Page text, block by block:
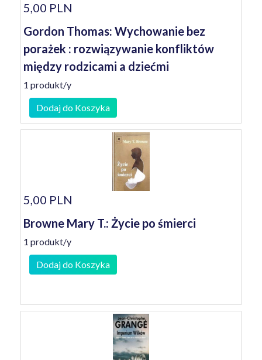
5,00 PLN
Gordon Thomas: Wychowanie bez
porażek : rozwiązywanie konfliktów
między rodzicami a dziećmi
1 produkt/y
Dodaj do Koszyka
5,00 PLN
Browne Mary T.: Życie po śmierci
1 produkt/y
Dodaj do Koszyka